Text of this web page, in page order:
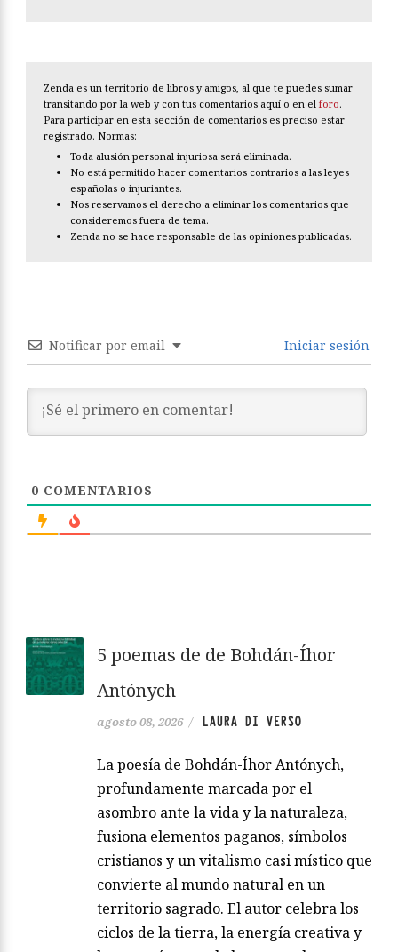
Zenda es un territorio de libros y amigos, al que te puedes sumar
transitando por la web y con tus comentarios aquí o en el foro.
Para participar en esta sección de comentarios es preciso estar
registrado. Normas:
Toda alusión personal injuriosa será eliminada.
No está permitido hacer comentarios contrarios a las leyes
españolas o injuriantes.
Nos reservamos el derecho a eliminar los comentarios que
consideremos fuera de tema.
Zenda no se hace responsable de las opiniones publicadas.
Notificar por email Iniciar sesión
0 COMENTARIOS
5 poemas de de Bohdán-Íhor
Antónych
agosto 08, 2026 / LAURA DI VERSO
La poesía de Bohdán-Íhor Antónych,
profundamente marcada por el
asombro ante la vida y la naturaleza,
fusiona elementos paganos, símbolos
cristianos y un vitalismo casi místico que
convierte al mundo natural en un
territorio sagrado. El autor celebra los
ciclos de la tierra, la energía creativa y